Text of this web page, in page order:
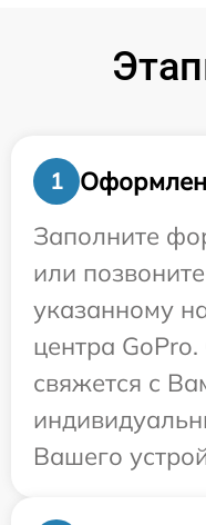
1
Заполните
или
указанному
центра
свяжется с
Вашего